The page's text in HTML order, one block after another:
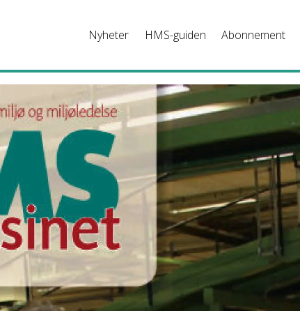
Nyheter HMS-guiden Abonnement